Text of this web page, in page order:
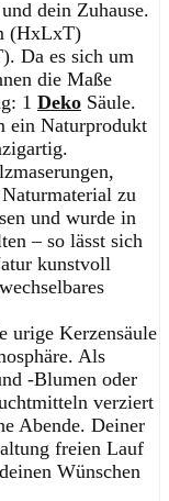
dein Zuhause.
(HxLxT)
Da es sich um
die Maße
1 Deko Säule.
ein Naturprodukt
zu
und wurde in
– so lässt sich
kunstvoll
urige Kerzensäule
Als
-Blumen oder
verziert
Abende. Deiner
freien Lauf
Wünschen